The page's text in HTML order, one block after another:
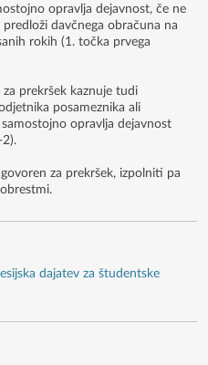
opravlja dejavnost, če ne
davčnega obračuna na
rokih (1. točka prvega
prekršek kaznuje tudi
posameznika ali
opravlja dejavnost
za prekršek, izpolniti pa
dajatev za študentske